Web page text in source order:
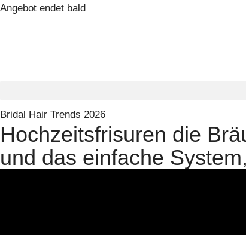
Angebot endet bald
Bridal Hair Trends 2026
Hochzeitsfrisuren die
und das einfache